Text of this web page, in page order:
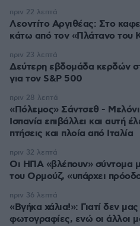
Λεοντίτο Αργιθέας: Στο
κάτω από τον «Πλάτανο του
πριν 22 λεπτά
Δεύτερη εβδομάδα κερδών
για τον S&P 500
πριν 23 λεπτά
«Πόλεμος» Σάντσεθ -
Ισπανία επιβάλλει και αυτή
πτήσεις και πλοία από Ιταλία
πριν 28 λεπτά
Οι ΗΠΑ «βλέπουν» σύντομα μια συμφωνία για τα Στενά
του Ορμούζ, «υπάρχει
πριν 32 λεπτά
«Βγήκα χάλια!»: Γιατί δεν
φωτογραφίες, ενώ οι άλλοι
πριν 36 λεπτά